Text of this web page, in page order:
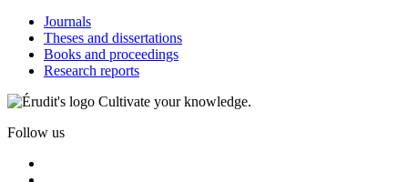
Journals
Theses and dissertations
Books and proceedings
Research reports
Cultivate your knowledge.
Follow us